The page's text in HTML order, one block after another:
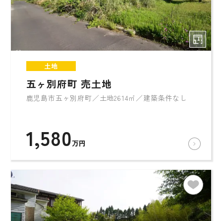
土地
五ヶ別府町 売土地
鹿児島市五ヶ別府町／土地2614㎡／建築条件なし
1,580万円